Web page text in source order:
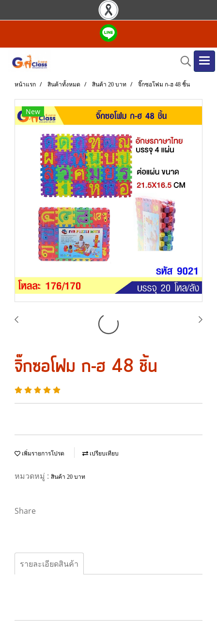
หน้าแรก สินค้าทั้งหมด สินค้า 20 บาท จิ๊กซอโฟม ก-ฮ 48 ชิ้น
New
จิ๊กซอโฟม ก-ฮ 48 ชิ้น
เพิ่มรายการโปรด เปรียบเทียบ
หมวดหมู่ : สินค้า 20 บาท
Share
รายละเอียดสินค้า